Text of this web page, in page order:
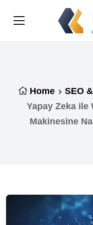
Home
SEO
Yapay Zeka ile
Makinesine